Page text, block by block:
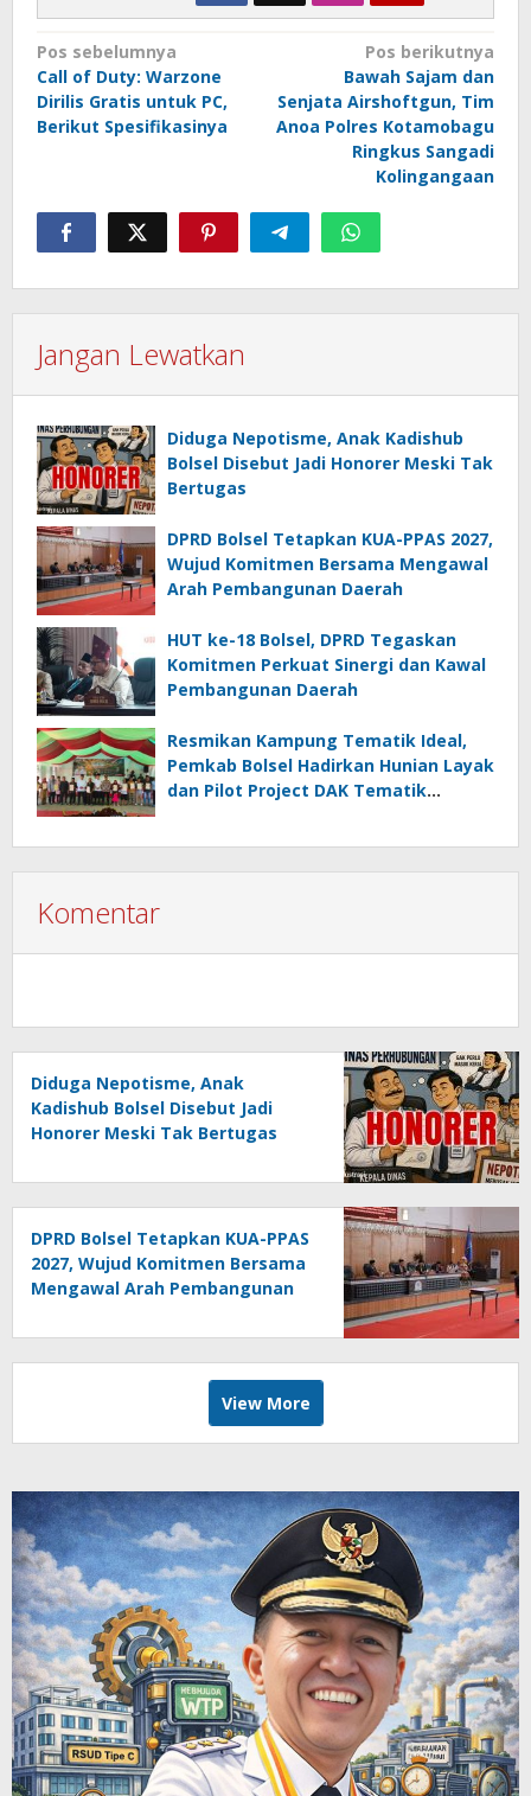
Navigasi
pos
Pos sebelumnya
Call of Duty: Warzone
Dirilis Gratis untuk PC,
Berikut Spesifikasinya
Pos berikutnya
Bawah Sajam dan
Senjata Airshoftgun, Tim
Anoa Polres Kotamobagu
Ringkus Sangadi
Kolingangaan
Jangan Lewatkan
Diduga Nepotisme, Anak Kadishub
Bolsel Disebut Jadi Honorer Meski Tak
Bertugas
DPRD Bolsel Tetapkan KUA-PPAS 2027,
Wujud Komitmen Bersama Mengawal
Arah Pembangunan Daerah
HUT ke-18 Bolsel, DPRD Tegaskan
Komitmen Perkuat Sinergi dan Kawal
Pembangunan Daerah
Resmikan Kampung Tematik Ideal,
Pemkab Bolsel Hadirkan Hunian Layak
dan Pilot Project DAK Tematik
Komentar
Diduga Nepotisme, Anak
Kadishub Bolsel Disebut Jadi
Honorer Meski Tak Bertugas
DPRD Bolsel Tetapkan KUA-PPAS
2027, Wujud Komitmen Bersama
Mengawal Arah Pembangunan
View More